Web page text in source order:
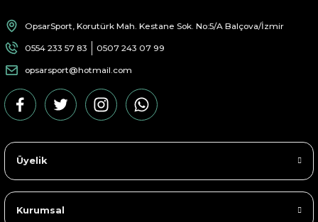
OpsarSport, Korutürk Mah. Kestane Sok. No:5/A Balçova/İzmir
0554 233 57 83 0507 243 07 99
opsarsport@hotmail.com
Üyelik
Kurumsal